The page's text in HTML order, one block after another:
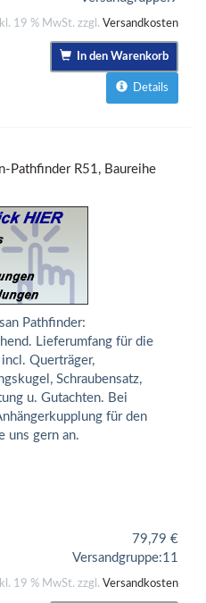
19 % MwSt. zzgl. Versandkosten
In den Warenkorb
Details
Pathfinder R51, Baureihe
Pathfinder:
Lieferumfang für die
Querträger,
Schraubensatz,
u. Gutachten. Bei
für den
uns gern an.
79,79 €
Versandgruppe:11
19 % MwSt. zzgl. Versandkosten